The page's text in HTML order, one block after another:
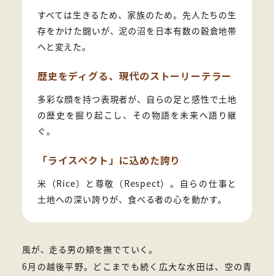
すべては生きるため、家族のため。先人たちの生
存をかけた闘いが、泥の沼を日本有数の穀倉地帯
へと変えた。
歴史をディグる、現代のストーリーテラー
多彩な顔を持つ表現者が、自らの足と感性で土地
の歴史を掘り起こし、その物語を未来へ語り継
ぐ。
「ライスペクト」に込めた誇り
米（Rice）と尊敬（Respect）。自らの仕事と
土地への深い誇りが、食べる者の心を動かす。
風が、走る男の頬を撫でていく。
6月の越後平野。どこまでも続く広大な水田は、空の青